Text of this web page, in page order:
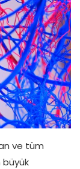
ve tüm
büyük